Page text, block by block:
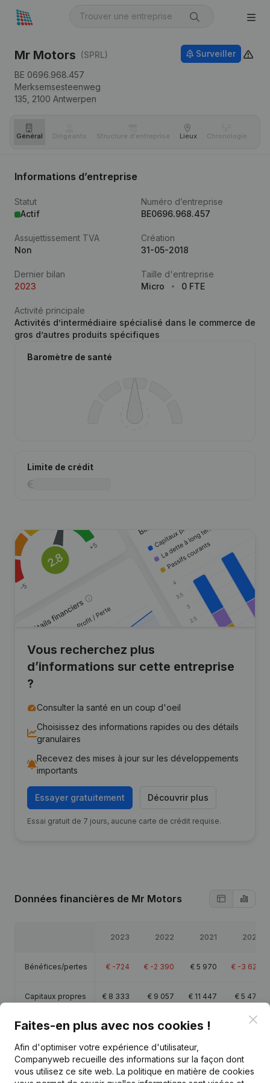
Mr Motors (SPRL)
BE 0696.968.457
Merksemsesteenweg
135, 2100 Antwerpen
Surveiller
Général Dirigeants Structure d'entreprise Lieux Chronologie
Informations d’entreprise
Statut
Actif
Numéro d’entreprise
BE0696.968.457
Assujettissement TVA
Non
Création
31-05-2018
Dernier bilan
2023
Taille d'entreprise
Micro
0 FTE
Activité principale
Activités d’intermédiaire spécialisé dans le commerce de
gros d’autres produits spécifiques
Baromètre de santé
Limite de crédit
Vous recherchez plus
d’informations sur cette entreprise
?
Consulter la santé en un coup d'oeil
Choisissez des informations rapides ou des détails
granulaires
Recevez des mises à jour sur les développements
importants
Essayer gratuitement Découvrir plus
Essai gratuit de 7 jours, aucune carte de crédit requise.
Données financières de Mr Motors
2023 2022 2021 2020
Bénéfices/pertes € -724 € -2 390 € 5 970 € -3 623
Capitaux propres € 8 333 € 9 057 € 11 447 € 5 477
Marge brute €-899 €-2 255 €8 629 -2 360
Faites-en plus avec nos cookies !
Afin d'optimiser votre expérience d'utilisateur,
Companyweb recueille des informations sur la façon dont
vous utilisez ce site web. La politique en matière de cookies